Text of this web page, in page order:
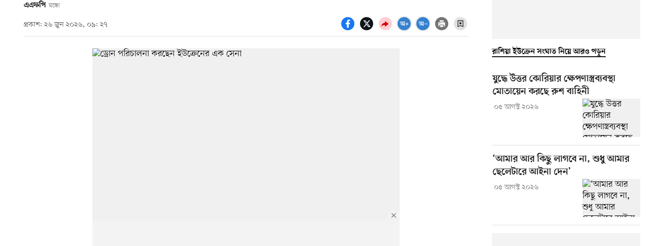
এএফপি মস্কো
প্রকাশ: ২৬ জুন ২০২৬, ০৯: ২৭
রাশিয়া ইউক্রেন সংঘাত নিয়ে আরও পড়ুন
যুদ্ধে উত্তর কোরিয়ার ক্ষেপণাস্ত্রব্যবস্থা
মোতায়েন করছে রুশ বাহিনী
০৫ আগস্ট ২০২৬
‘আমার আর কিছু লাগবে না, শুধু আমার
ছেলেটারে আইনা দেন’
০৫ আগস্ট ২০২৬